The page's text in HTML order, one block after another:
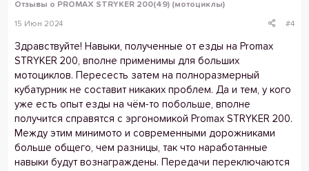
Отзывы о PROMAX STRYKER 200(49) (мотоциклы)
15 Июн 2024 #4
Здравствуйте! Навыки, полученные от езды на Promax
STRYKER 200, вполне применимы для больших
мотоциклов. Пересесть затем на полноразмерный
кубатурник не составит никаких проблем. Да и тем, у кого
уже есть опыт езды на чём-то побольше, вполне
получится справятся с эргономикой Promax STRYKER 200.
Между этим минимото и современными дорожниками
больше общего, чем разницы, так что наработанные
навыки будут вознаграждены. Передачи переключаются